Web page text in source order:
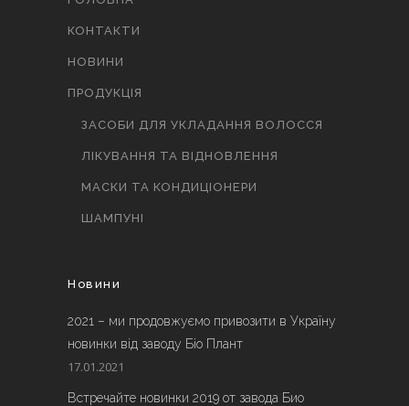
КОНТАКТИ
НОВИНИ
ПРОДУКЦІЯ
ЗАСОБИ ДЛЯ УКЛАДАННЯ ВОЛОССЯ
ЛІКУВАННЯ ТА ВІДНОВЛЕННЯ
МАСКИ ТА КОНДИЦІОНЕРИ
ШАМПУНІ
Новини
2021 – ми продовжуємо привозити в Україну
новинки від заводу Біо Плант
17.01.2021
Встречайте новинки 2019 от завода Био